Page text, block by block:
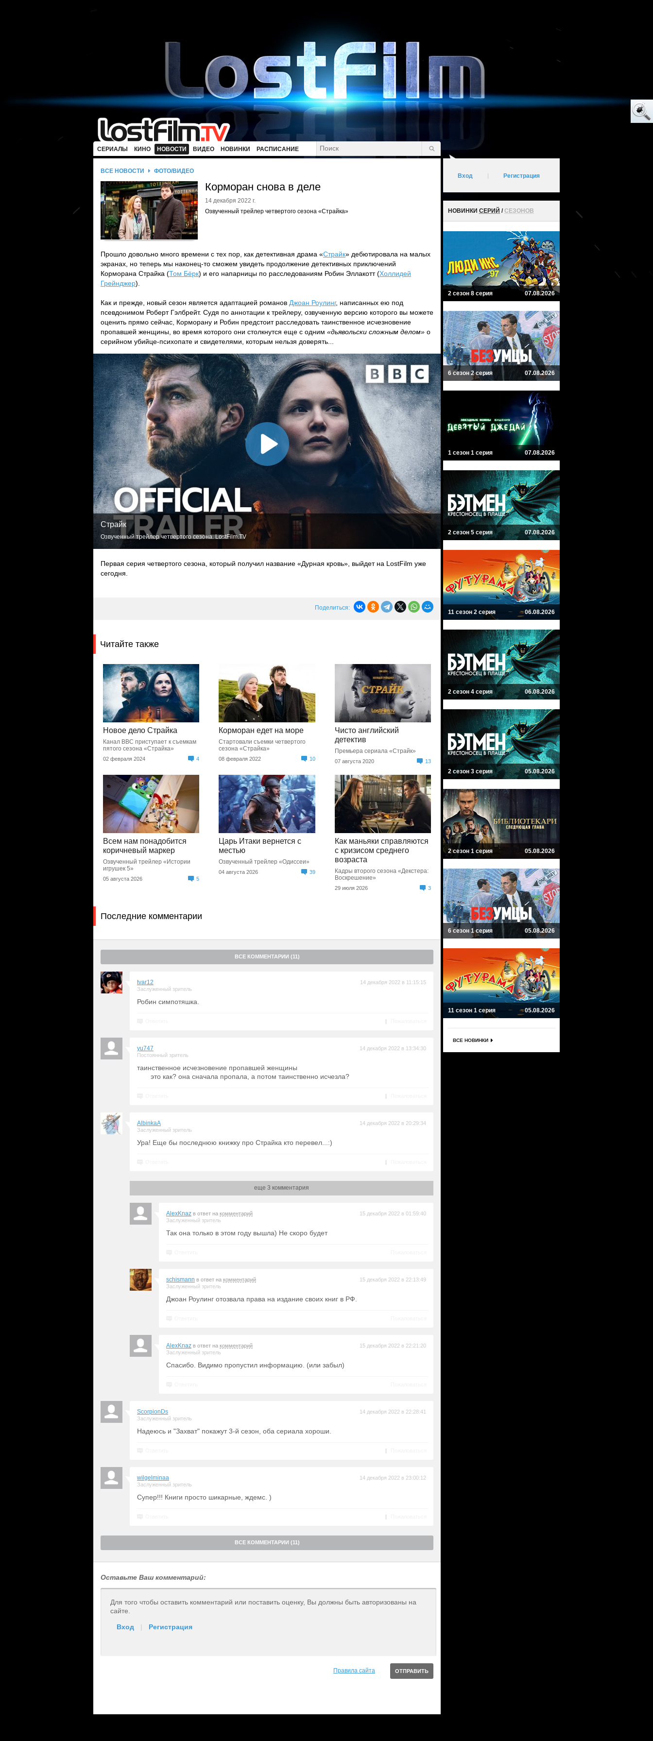
СЕРИАЛЫ КИНО НОВОСТИ ВИДЕО НОВИНКИ РАСПИСАНИЕ
ВСЕ НОВОСТИ ФОТО/ВИДЕО
Корморан снова в деле
14 декабря 2022 г.
Озвученный трейлер четвертого сезона «Страйка»
Прошло довольно много времени с тех пор, как детективная драма «Страйк» дебютировала на малых
экранах, но теперь мы наконец-то сможем увидеть продолжение детективных приключений
Корморана Страйка (Том Бёрк) и его напарницы по расследованиям Робин Эллакотт (Холлидей
Грейнджер).
Как и прежде, новый сезон является адаптацией романов Джоан Роулинг, написанных ею под
псевдонимом Роберт Гэлбрейт. Судя по аннотации к трейлеру, озвученную версию которого вы можете
оценить прямо сейчас, Корморану и Робин предстоит расследовать таинственное исчезновение
пропавшей женщины, во время которого они столкнутся еще с одним «дьявольски сложным делом» о
серийном убийце-психопате и свидетелями, которым нельзя доверять...
Страйк
Озвученный трейлер четвертого сезона. LostFilm.TV
Первая серия четвертого сезона, который получил название «Дурная кровь», выйдет на LostFilm уже
сегодня.
Поделиться:
Читайте также
Новое дело Страйка
Канал BBC приступает к съемкам
пятого сезона «Страйка»
02 февраля 2024 4
Корморан едет на море
Стартовали съемки четвертого
сезона «Страйка»
08 февраля 2022 10
Чисто английский
детектив
Премьера сериала «Страйк»
07 августа 2020 13
Всем нам понадобится
коричневый маркер
Озвученный трейлер «Истории
игрушек 5»
05 августа 2026 5
Царь Итаки вернется с
местью
Озвученный трейлер «Одиссеи»
04 августа 2026 39
Как маньяки справляются
с кризисом среднего
возраста
Кадры второго сезона «Декстера:
Воскрешение»
29 июля 2026 3
Последние комментарии
ВСЕ КОММЕНТАРИИ (11)
tvar12
Заслуженный зритель
14 декабря 2022 в 11:15:15
Робин симпотяшка.
|
yu747
Постоянный зритель
14 декабря 2022 в 13:34:30
таинственное исчезновение пропавшей женщины
это как? она сначала пропала, а потом таинственно исчезла?
|
AlbinkaA
Заслуженный зритель
14 декабря 2022 в 20:29:34
Ура! Еще бы последнюю книжку про Страйка кто перевел...:)
|
еще 3 комментария
AlexKnaz в ответ на комментарий
Заслуженный зритель
15 декабря 2022 в 01:59:40
Так она только в этом году вышла) Не скоро будет
schismann в ответ на комментарий
Заслуженный зритель
15 декабря 2022 в 22:13:49
Джоан Роулинг отозвала права на издание своих книг в РФ.
AlexKnaz в ответ на комментарий
Заслуженный зритель
15 декабря 2022 в 22:21:20
Спасибо. Видимо пропустил информацию. (или забыл)
ScorpionDs
Заслуженный зритель
14 декабря 2022 в 22:28:41
Надеюсь и "Захват" покажут 3-й сезон, оба сериала хороши.
|
wilgelminaa
Заслуженный зритель
14 декабря 2022 в 23:00:12
Супер!!! Книги просто шикарные, ждемс. )
|
ВСЕ КОММЕНТАРИИ (11)
Оставьте Ваш комментарий:
Для того чтобы оставить комментарий или поставить оценку, Вы должны быть авторизованы на
сайте.
Вход | Регистрация
Правила сайта
Вход Регистрация
НОВИНКИ СЕРИЙ /СЕЗОНОВ
2 сезон 8 серия 07.08.2026
6 сезон 2 серия 07.08.2026
1 сезон 1 серия 07.08.2026
2 сезон 5 серия 07.08.2026
11 сезон 2 серия 06.08.2026
2 сезон 4 серия 06.08.2026
2 сезон 3 серия 05.08.2026
2 сезон 1 серия 05.08.2026
6 сезон 1 серия 05.08.2026
11 сезон 1 серия 05.08.2026
ВСЕ НОВИНКИ